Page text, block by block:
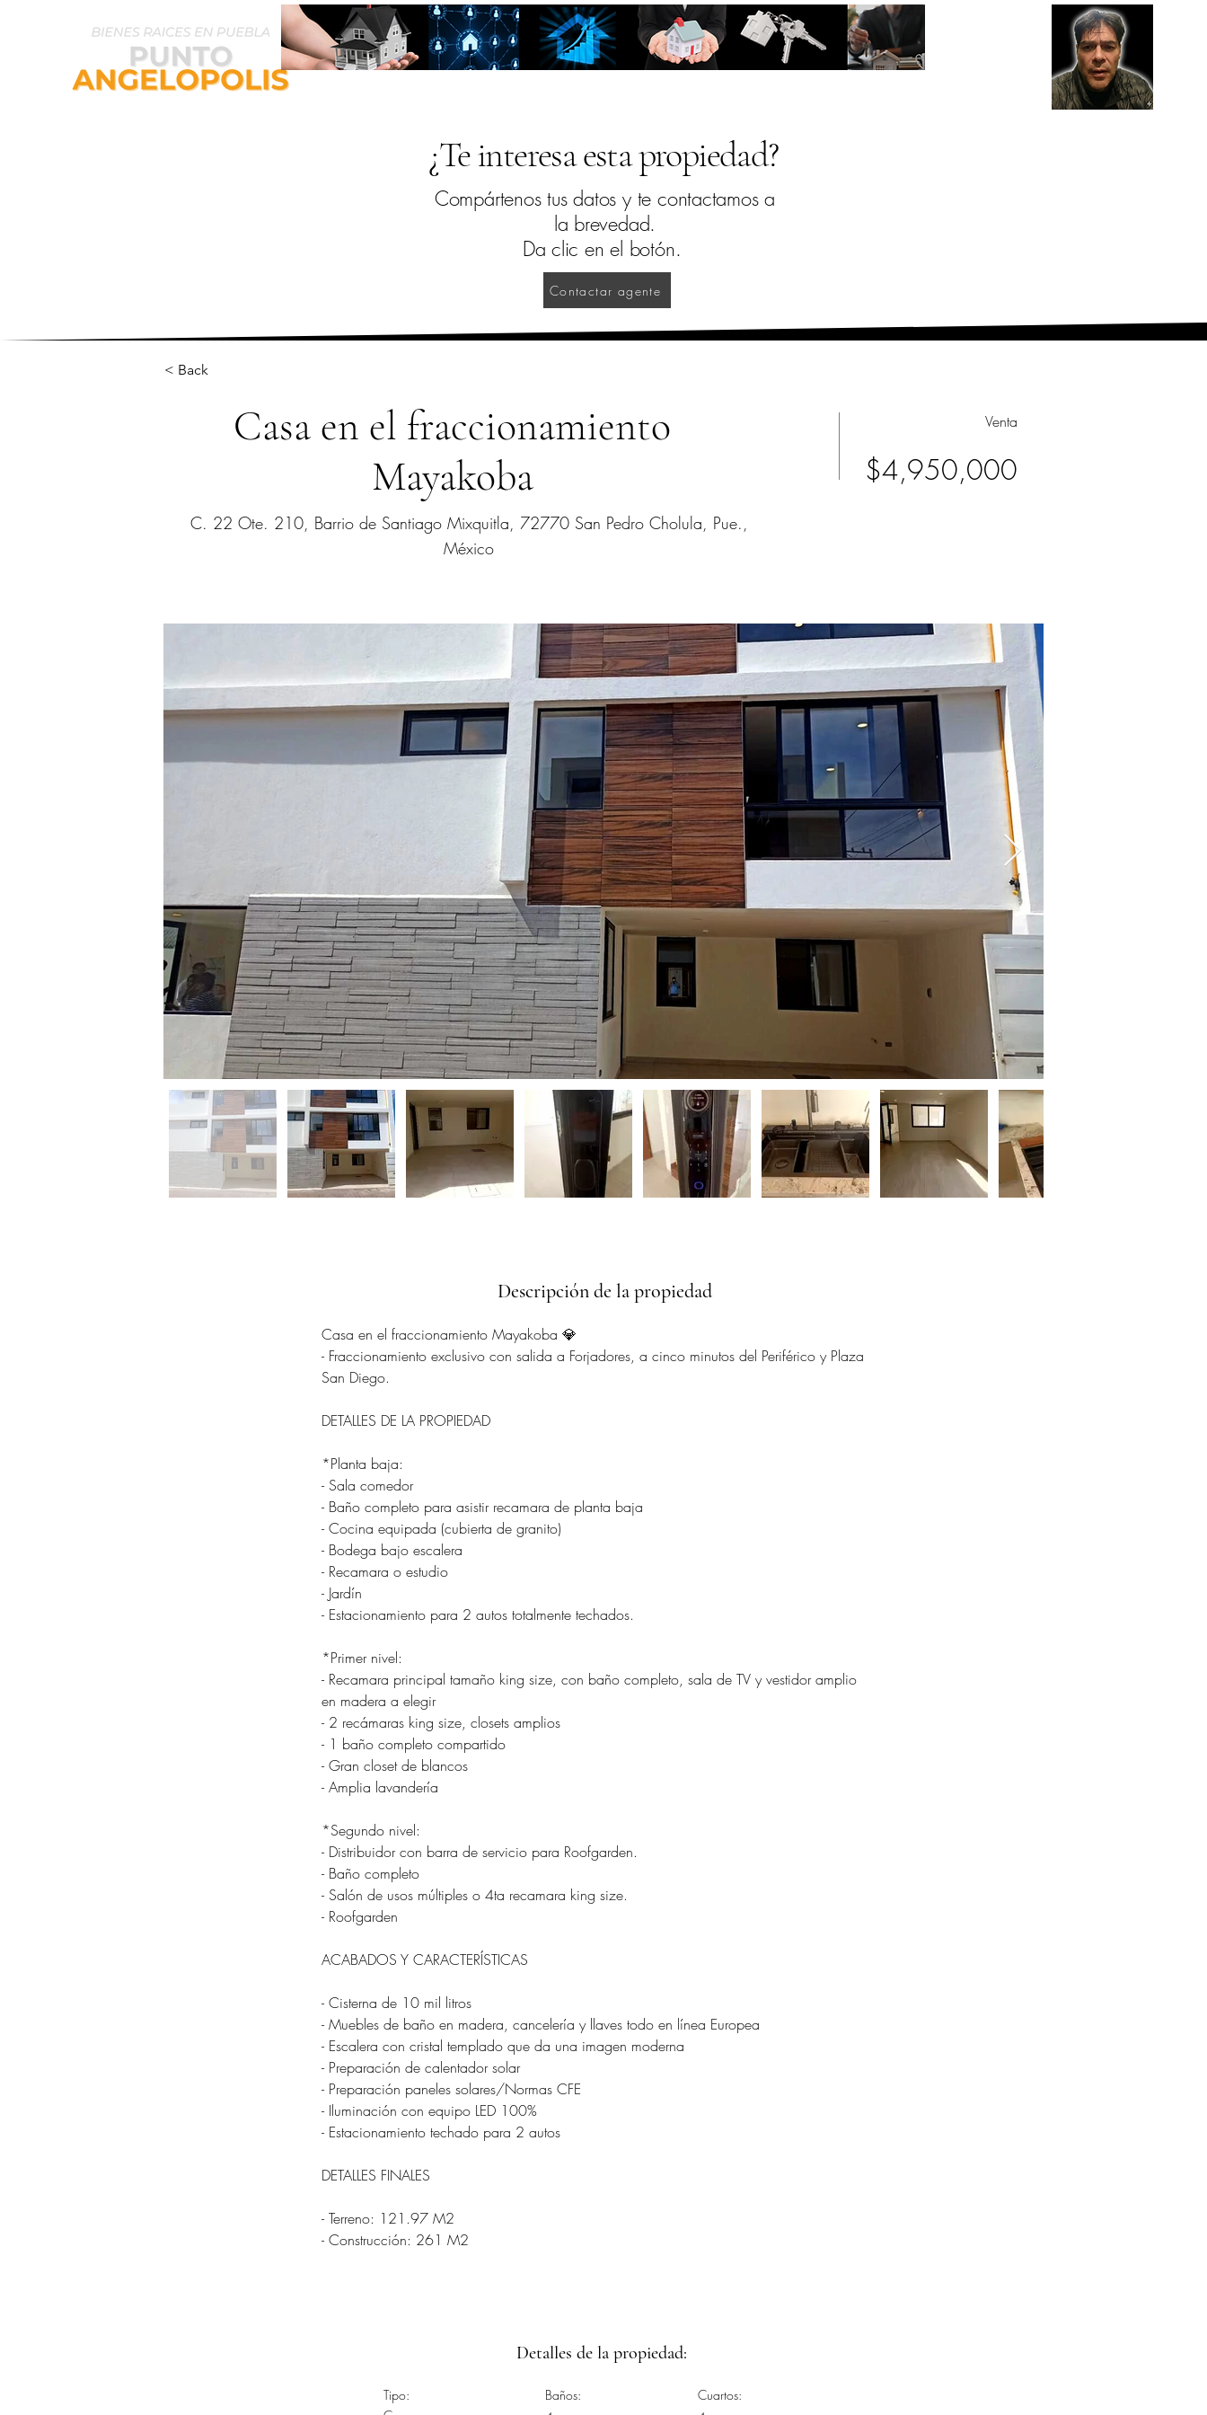
¿Te interesa esta propiedad?
Compártenos tus datos y te contactamos a
la brevedad.
Da clic en el botón.
Contactar agente
< Back
Casa en el fraccionamiento
Mayakoba
C. 22 Ote. 210, Barrio de Santiago Mixquitla, 72770 San Pedro Cholula, Pue.,
México
Venta
$4,950,000
Descripción de la propiedad
Casa en el fraccionamiento Mayakoba 💎
- Fraccionamiento exclusivo con salida a Forjadores, a cinco minutos del Periférico y Plaza
San Diego.
DETALLES DE LA PROPIEDAD
*Planta baja:
- Sala comedor
- Baño completo para asistir recamara de planta baja
- Cocina equipada (cubierta de granito)
- Bodega bajo escalera
- Recamara o estudio
- Jardín
- Estacionamiento para 2 autos totalmente techados.
*Primer nivel:
- Recamara principal tamaño king size, con baño completo, sala de TV y vestidor amplio
en madera a elegir
- 2 recámaras king size, closets amplios
- 1 baño completo compartido
- Gran closet de blancos
- Amplia lavandería
*Segundo nivel:
- Distribuidor con barra de servicio para Roofgarden.
- Baño completo
- Salón de usos múltiples o 4ta recamara king size.
- Roofgarden
ACABADOS Y CARACTERÍSTICAS
- Cisterna de 10 mil litros
- Muebles de baño en madera, cancelería y llaves todo en línea Europea
- Escalera con cristal templado que da una imagen moderna
- Preparación de calentador solar
- Preparación paneles solares/Normas CFE
- Iluminación con equipo LED 100%
- Estacionamiento techado para 2 autos
DETALLES FINALES
- Terreno: 121.97 M2
- Construcción: 261 M2
Detalles de la propiedad:
Tipo:
Baños:
Cuartos: